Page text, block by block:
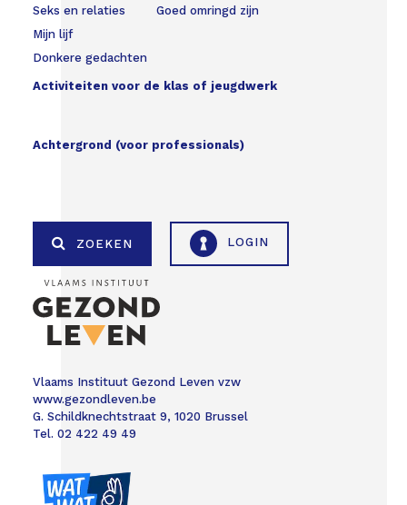
Seks en relaties
Mijn lijf
Donkere gedachten
Goed omringd zijn
Activiteiten voor de klas of jeugdwerk
Achtergrond (voor professionals)
ZOEKEN LOGIN
Vlaams Instituut Gezond Leven vzw
www.gezondleven.be
G. Schildknechtstraat 9, 1020 Brussel
Tel. 02 422 49 49